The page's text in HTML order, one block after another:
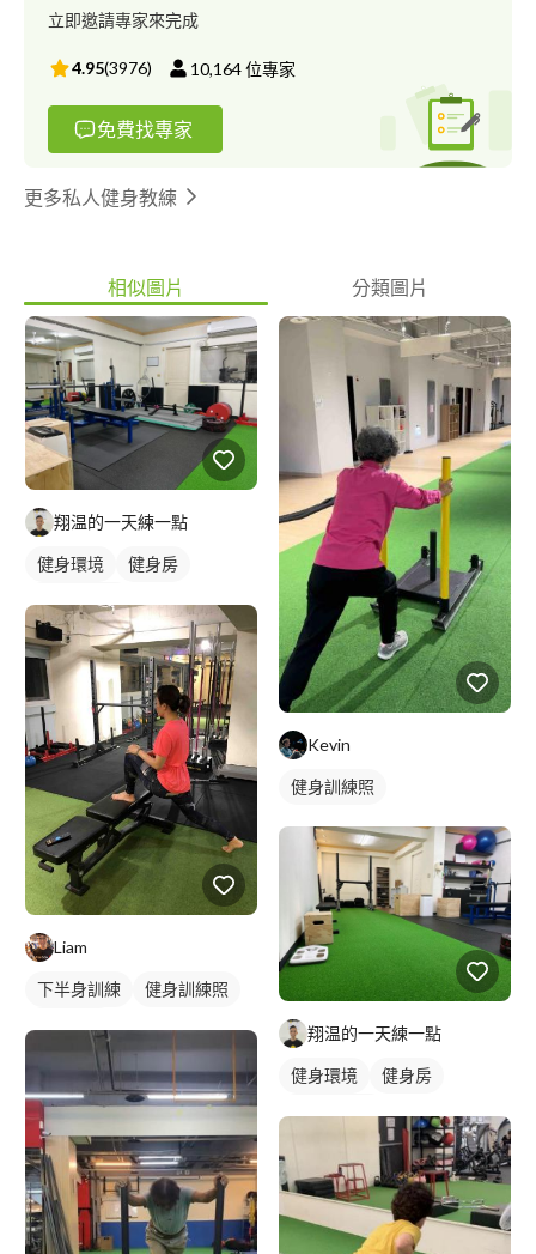
立即邀請專家來完成
4.95(3976) 10,164位專家
免費找專家
更多私人健身教練
相似圖片 分類圖片
翔温的一天練一點
健身環境
健身房
Liam
下半身訓練
健身訓練照
Kevin
健身訓練照
翔温的一天練一點
健身環境
健身房